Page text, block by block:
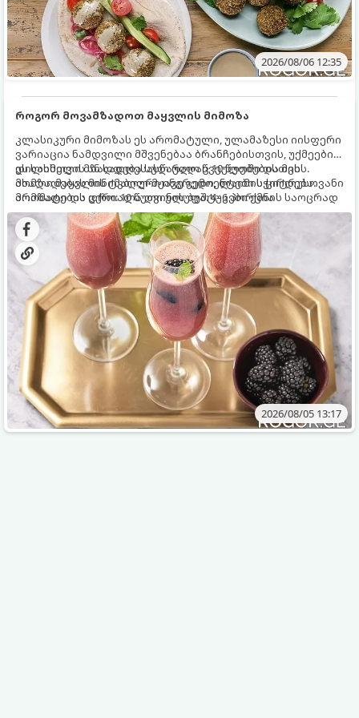
2026/08/06 12:35
როგორ მოვამზადოთ მაყვლის მიმოზა
კლასიკური მიმოზას ეს არომატული, ულამაზესი იისფერი
ვარიაცია ნამდვილი მშვენებაა ბრანჩებისთვის, უქმეების
დილისთვის ან სადღესასწაულო წვეულებებისთვის.
ახალი მაყვლის ტკბილ-მჟავე გემო, ლაიმის ციტრუსოვანი
არომატი და ცქრიალა ღვინის ბუშტუკები ქმნის საოცრად
დახვეწილ და მაგრილებელ კოქტეილს.
ეს სასმელი მზადდება სულ რაღაც 10 წუთში და მის
მომზადებას მინიმალური ინგრედიენტები სჭირდება.
მომზადების დრო: 10 წუთი ულუფა: 4–6 პორცია
2026/08/05 13:17